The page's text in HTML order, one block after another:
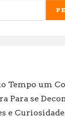
Tempo um
Para se
e